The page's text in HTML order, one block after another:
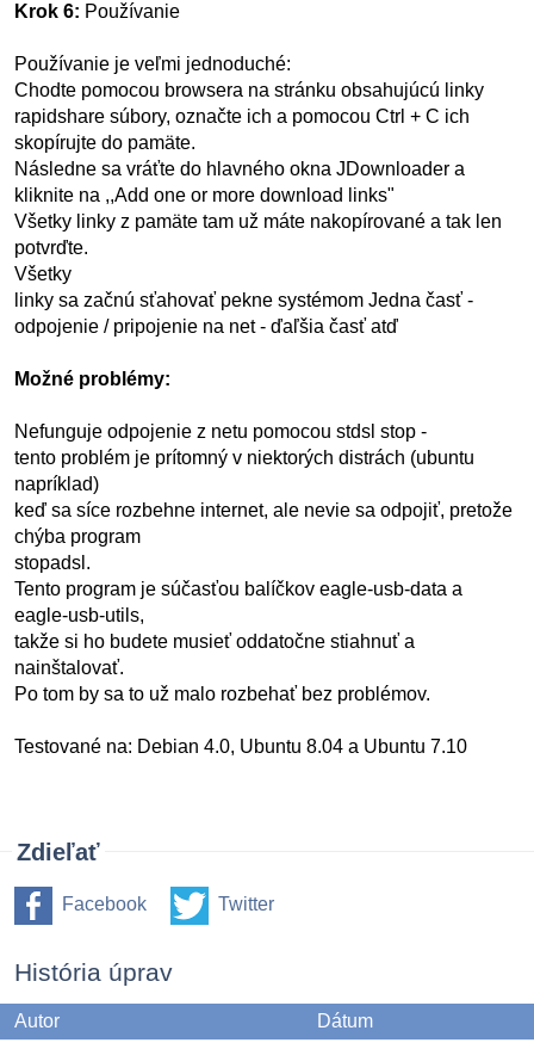
Krok 6: Používanie
Používanie je veľmi jednoduché:
Chodte pomocou browsera na stránku obsahujúcú linky
rapidshare súbory, označte ich a pomocou Ctrl + C ich
skopírujte do pamäte.
Následne sa vráťte do hlavného okna JDownloader a
kliknite na ,,Add one or more download links"
Všetky linky z pamäte tam už máte nakopírované a tak len
potvrďte.
Všetky
linky sa začnú sťahovať pekne systémom Jedna časť -
odpojenie / pripojenie na net - ďaľšia časť atď
Možné problémy:
Nefunguje odpojenie z netu pomocou stdsl stop -
tento problém je prítomný v niektorých distrách (ubuntu
napríklad)
keď sa síce rozbehne internet, ale nevie sa odpojiť, pretože
chýba program
stopadsl.
Tento program je súčasťou balíčkov eagle-usb-data a
eagle-usb-utils,
takže si ho budete musieť oddatočne stiahnuť a
nainštalovať.
Po tom by sa to už malo rozbehať bez problémov.
Testované na: Debian 4.0, Ubuntu 8.04 a Ubuntu 7.10
Zdieľať
Facebook Twitter
História úprav
Autor Dátum